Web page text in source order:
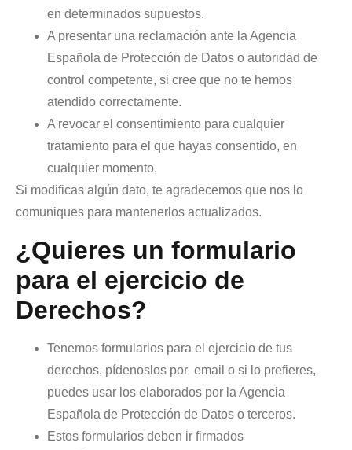
en determinados supuestos.
A presentar una reclamación ante la Agencia
Española de Protección de Datos o autoridad de
control competente, si cree que no te hemos
atendido correctamente.
A revocar el consentimiento para cualquier
tratamiento para el que hayas consentido, en
cualquier momento.
Si modificas algún dato, te agradecemos que nos lo
comuniques para mantenerlos actualizados.
¿Quieres un formulario
para el ejercicio de
Derechos?
Tenemos formularios para el ejercicio de tus
derechos, pídenoslos por email o si lo prefieres,
puedes usar los elaborados por la Agencia
Española de Protección de Datos o terceros.
Estos formularios deben ir firmados